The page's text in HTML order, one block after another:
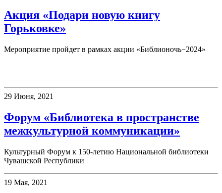
Акция «Подари новую книгу
Горьковке»
Мероприятие пройдет в рамках акции «Библионочь−2024»
29 Июня, 2021
Форум «Библиотека в пространстве
межкультурной коммуникации»
Культурный Форум к 150-летию Национальной библиотеки
Чувашской Республики
19 Мая, 2021